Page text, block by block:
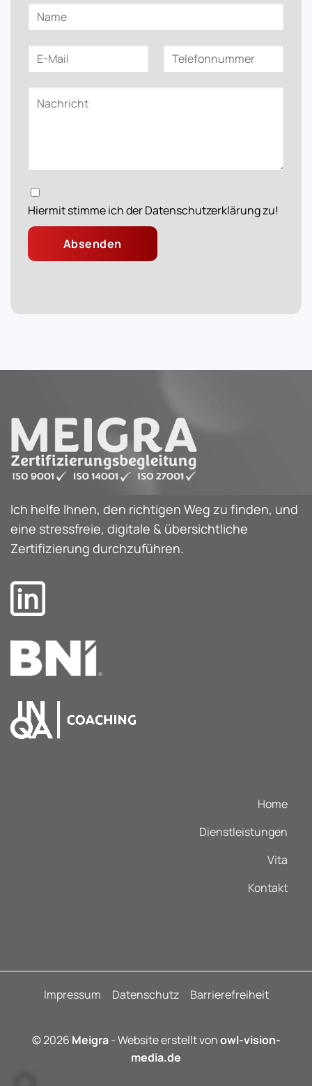
Hiermit stimme ich der Datenschutzerklärung zu!
Ich helfe Ihnen, den richtigen Weg zu finden, und
eine stressfreie, digitale & übersichtliche
Zertifizierung durchzuführen.
Home
Dienstleistungen
Vita
Kontakt
© 2026 Meigra- Website erstellt vonowl-vision-
media.de
Impressum Datenschutz Barrierefreiheit